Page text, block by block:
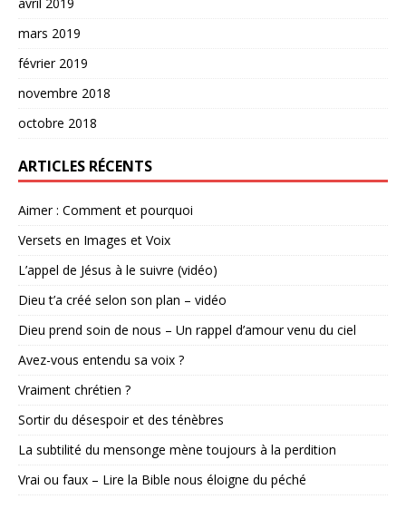
mars 2019
février 2019
novembre 2018
octobre 2018
ARTICLES RÉCENTS
Aimer : Comment et pourquoi
Versets en Images et Voix
L’appel de Jésus à le suivre (vidéo)
Dieu t’a créé selon son plan – vidéo
Dieu prend soin de nous – Un rappel d’amour venu du ciel
Avez-vous entendu sa voix ?
Vraiment chrétien ?
Sortir du désespoir et des ténèbres
La subtilité du mensonge mène toujours à la perdition
Vrai ou faux – Lire la Bible nous éloigne du péché